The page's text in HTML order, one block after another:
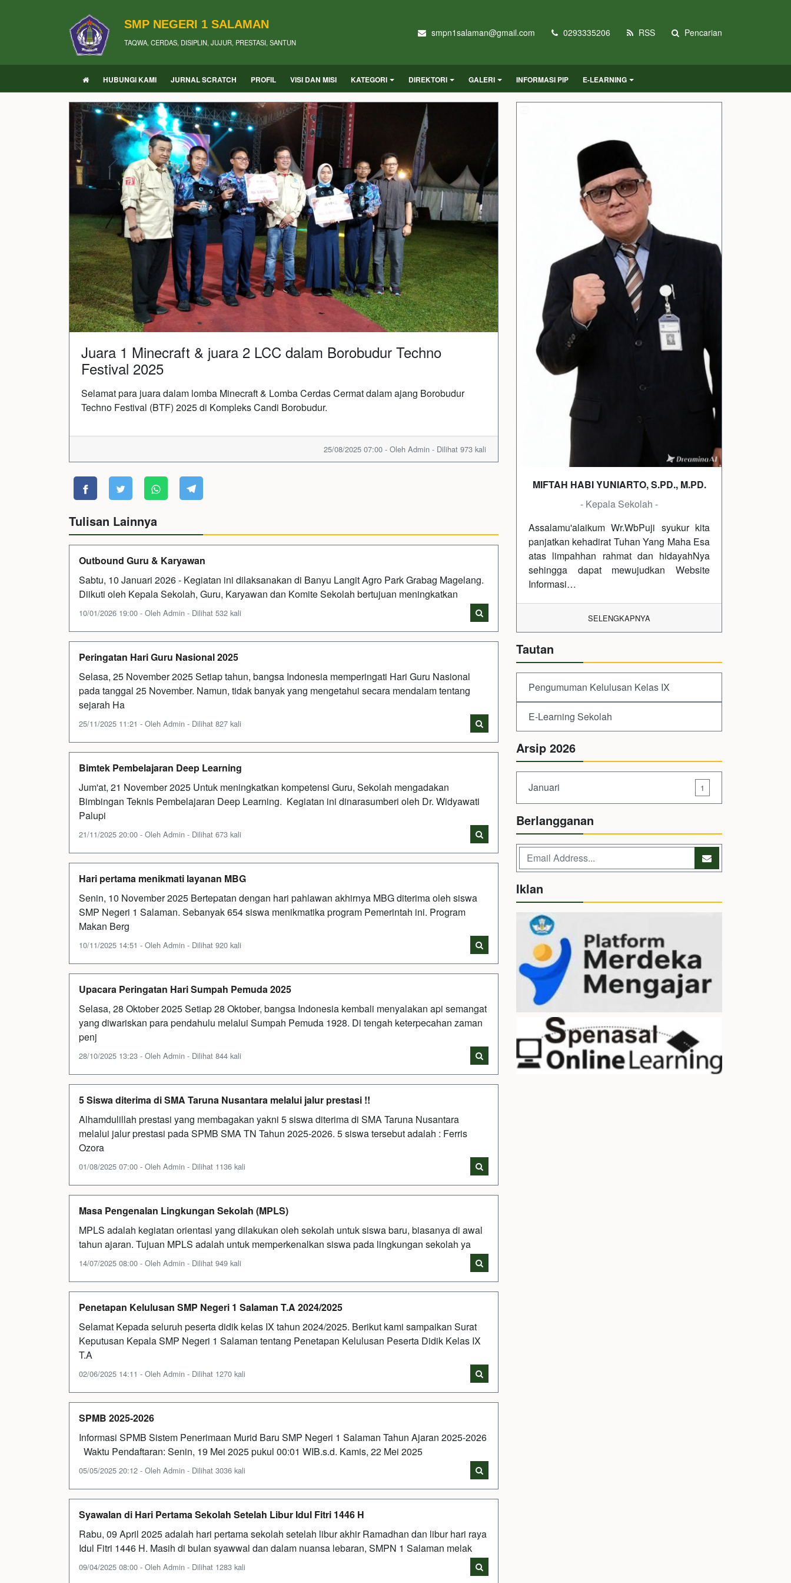
SMP NEGERI 1 SALAMAN
TAQWA, CERDAS, DISIPLIN, JUJUR, PRESTASI, SANTUN
smpn1salaman@gmail.com 0293335206 RSS Pencarian
HUBUNGI KAMI JURNAL SCRATCH PROFIL VISI DAN MISI KATEGORI DIREKTORI GALERI INFORMASI PIP E-LEARNING
Juara 1 Minecraft & juara 2 LCC dalam Borobudur Techno
Festival 2025
Selamat para juara dalam lomba Minecraft & Lomba Cerdas Cermat dalam ajang Borobudur
Techno Festival (BTF) 2025 di Kompleks Candi Borobudur.
25/08/2025 07:00 - Oleh Admin - Dilihat 973 kali
Tulisan Lainnya
Outbound Guru & Karyawan
Sabtu, 10 Januari 2026 - Kegiatan ini dilaksanakan di Banyu Langit Agro Park Grabag Magelang.
Diikuti oleh Kepala Sekolah, Guru, Karyawan dan Komite Sekolah bertujuan meningkatkan
10/01/2026 19:00 - Oleh Admin - Dilihat 532 kali
Peringatan Hari Guru Nasional 2025
Selasa, 25 November 2025 Setiap tahun, bangsa Indonesia memperingati Hari Guru Nasional
pada tanggal 25 November. Namun, tidak banyak yang mengetahui secara mendalam tentang
sejarah Ha
25/11/2025 11:21 - Oleh Admin - Dilihat 827 kali
Bimtek Pembelajaran Deep Learning
Jum'at, 21 November 2025 Untuk meningkatkan kompetensi Guru, Sekolah mengadakan
Bimbingan Teknis Pembelajaran Deep Learning. Kegiatan ini dinarasumberi oleh Dr. Widyawati
Palupi
21/11/2025 20:00 - Oleh Admin - Dilihat 673 kali
Hari pertama menikmati layanan MBG
Senin, 10 November 2025 Bertepatan dengan hari pahlawan akhirnya MBG diterima oleh siswa
SMP Negeri 1 Salaman. Sebanyak 654 siswa menikmatika program Pemerintah ini. Program
Makan Berg
10/11/2025 14:51 - Oleh Admin - Dilihat 920 kali
Upacara Peringatan Hari Sumpah Pemuda 2025
Selasa, 28 Oktober 2025 Setiap 28 Oktober, bangsa Indonesia kembali menyalakan api semangat
yang diwariskan para pendahulu melalui Sumpah Pemuda 1928. Di tengah keterpecahan zaman
penj
28/10/2025 13:23 - Oleh Admin - Dilihat 844 kali
5 Siswa diterima di SMA Taruna Nusantara melalui jalur prestasi !!
Alhamdulillah prestasi yang membagakan yakni 5 siswa diterima di SMA Taruna Nusantara
melalui jalur prestasi pada SPMB SMA TN Tahun 2025-2026. 5 siswa tersebut adalah : Ferris
Ozora
01/08/2025 07:00 - Oleh Admin - Dilihat 1136 kali
Masa Pengenalan Lingkungan Sekolah (MPLS)
MPLS adalah kegiatan orientasi yang dilakukan oleh sekolah untuk siswa baru, biasanya di awal
tahun ajaran. Tujuan MPLS adalah untuk memperkenalkan siswa pada lingkungan sekolah ya
14/07/2025 08:00 - Oleh Admin - Dilihat 949 kali
Penetapan Kelulusan SMP Negeri 1 Salaman T.A 2024/2025
Selamat Kepada seluruh peserta didik kelas IX tahun 2024/2025. Berikut kami sampaikan Surat
Keputusan Kepala SMP Negeri 1 Salaman tentang Penetapan Kelulusan Peserta Didik Kelas IX
T.A
02/06/2025 14:11 - Oleh Admin - Dilihat 1270 kali
SPMB 2025-2026
Informasi SPMB Sistem Penerimaan Murid Baru SMP Negeri 1 Salaman Tahun Ajaran 2025-2026
Waktu Pendaftaran: Senin, 19 Mei 2025 pukul 00:01 WIB.s.d. Kamis, 22 Mei 2025
05/05/2025 20:12 - Oleh Admin - Dilihat 3036 kali
Syawalan di Hari Pertama Sekolah Setelah Libur Idul Fitri 1446 H
Rabu, 09 April 2025 adalah hari pertama sekolah setelah libur akhir Ramadhan dan libur hari raya
Idul Fitri 1446 H. Masih di bulan syawwal dan dalam nuansa lebaran, SMPN 1 Salaman melak
09/04/2025 08:00 - Oleh Admin - Dilihat 1283 kali
MIFTAH HABI YUNIARTO, S.PD., M.PD.
- Kepala Sekolah -
Assalamu'alaikum Wr.WbPuji syukur kita
panjatkan kehadirat Tuhan Yang Maha Esa
atas limpahhan rahmat dan hidayahNya
sehingga dapat mewujudkan Website
Informasi…
SELENGKAPNYA
Tautan
Pengumuman Kelulusan Kelas IX
E-Learning Sekolah
Arsip 2026
Januari 1
Berlangganan
Iklan